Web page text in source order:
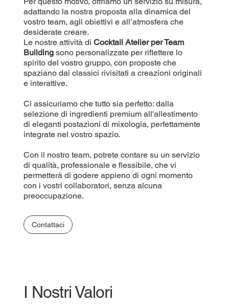
adattando la nostra proposta alla dinamica del
vostro team, agli obiettivi e all’atmosfera che
desiderate creare.
Le nostre attività di Cocktail Atelier per Team
Buildingsono personalizzate per riflettere lo
spirito del vostro gruppo, con proposte che
spaziano dai classici rivisitati a creazioni originali
e interattive.
Ci assicuriamo che tutto sia perfetto: dalla
selezione di ingredienti premium all'allestimento
di eleganti postazioni di mixologia, perfettamente
integrate nel vostro spazio.
Con il nostro team, potrete contare su un servizio
di qualità, professionale e flessibile, che vi
permetterà di godere appieno di ogni momento
con i vostri collaboratori, senza alcuna
preoccupazione.
Contattaci
I Nostri Valori